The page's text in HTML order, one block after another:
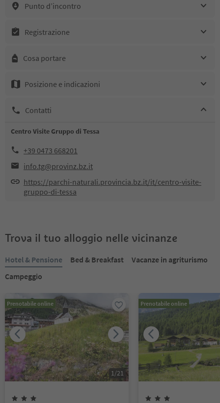
Punto d’incontro
Registrazione
Cosa portare
Posizione e indicazioni
Contatti
Centro Visite Gruppo di Tessa
+39 0473 668201
info.tg@provinz.bz.it
https://parchi-naturali.provincia.bz.it/it/centro-visite-
gruppo-di-tessa
Trova il tuo alloggio nelle vicinanze
Hotel & Pensione Bed & Breakfast
Vacanze in agriturismo
Campeggio
Prenotabile online
1/21
Prenotabile online